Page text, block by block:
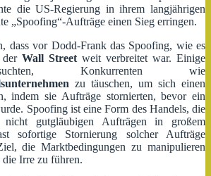
die US-Regierung in ihrem langjährigen
„Spoofing“-Aufträge einen Sieg erringen.
dass vor Dodd-Frank das Spoofing, wie es
der Wall Street weit verbreitet war. Einige
Konkurrenten wie
zu täuschen, um sich einen
indem sie Aufträge stornierten, bevor ein
Spoofing ist eine Form des Handels, die
gutgläubigen Aufträgen in großem
sofortige Stornierung solcher Aufträge
die Marktbedingungen zu manipulieren
Irre zu führen.